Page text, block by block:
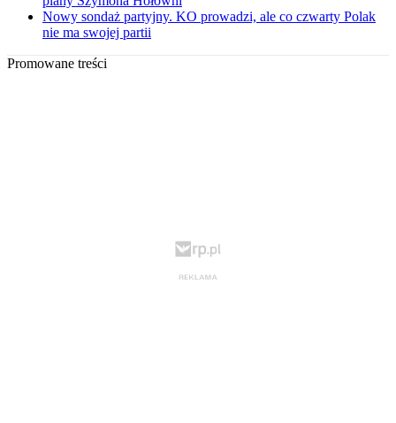
Nowy sondaż partyjny. KO prowadzi, ale co czwarty Polak
nie ma swojej partii
Promowane treści